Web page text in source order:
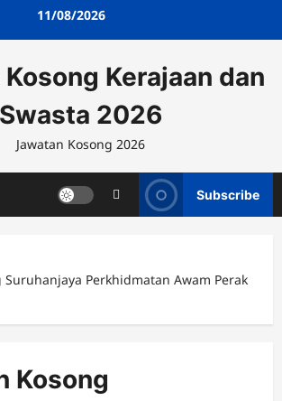
11/08/2026
Kerajaan dan
Swasta 2026
Jawatan Kosong 2026
Subscribe
Suruhanjaya Perkhidmatan Awam Perak
Kosong